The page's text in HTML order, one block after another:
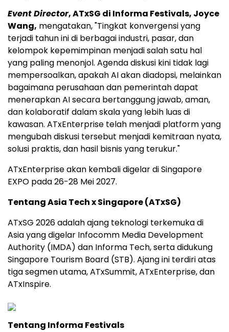
Event Director, ATxSG di Informa Festivals, Joyce
Wang, mengatakan, "Tingkat konvergensi yang
terjadi tahun ini di berbagai industri, pasar, dan
kelompok kepemimpinan menjadi salah satu hal
yang paling menonjol. Agenda diskusi kini tidak lagi
mempersoalkan, apakah AI akan diadopsi, melainkan
bagaimana perusahaan dan pemerintah dapat
menerapkan AI secara bertanggung jawab, aman,
dan kolaboratif dalam skala yang lebih luas di
kawasan. ATxEnterprise telah menjadi platform yang
mengubah diskusi tersebut menjadi kemitraan nyata,
solusi praktis, dan hasil bisnis yang terukur."
ATxEnterprise akan kembali digelar di Singapore
EXPO pada 26-28 Mei 2027.
Tentang Asia Tech x Singapore (ATxSG)
ATxSG 2026 adalah ajang teknologi terkemuka di
Asia yang digelar Infocomm Media Development
Authority (IMDA) dan Informa Tech, serta didukung
Singapore Tourism Board (STB). Ajang ini terdiri atas
tiga segmen utama, ATxSummit, ATxEnterprise, dan
ATxInspire.
Tentang Informa Festivals